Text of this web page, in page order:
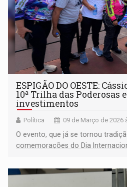
ESPIGÃO DO OESTE:
10ª Trilha das Poderosas
investimentos
Política 09 de Março de 2026
O evento, que já se tornou
comemorações do Dia